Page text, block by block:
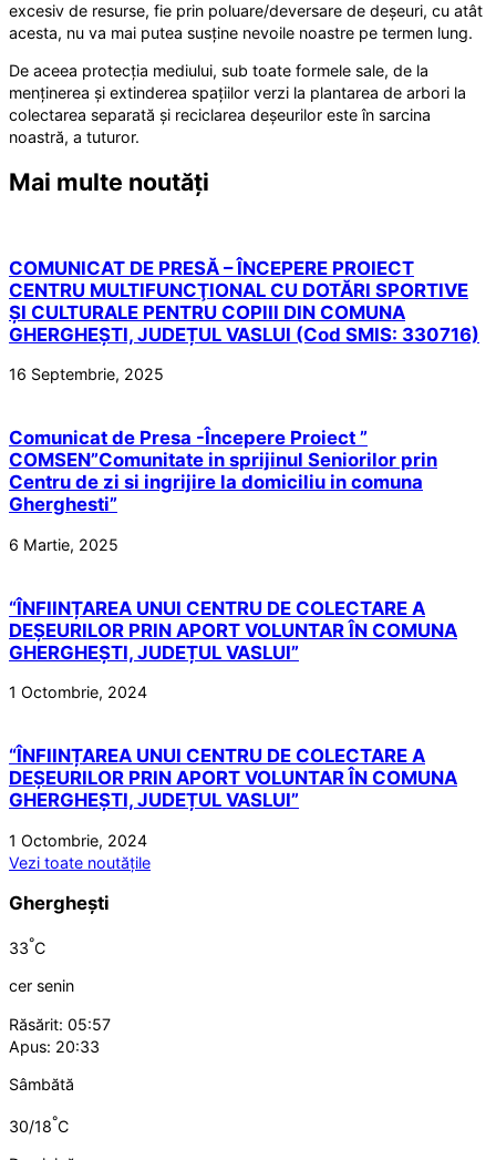
excesiv de resurse, fie prin poluare/deversare de deșeuri, cu atât
acesta, nu va mai putea susține nevoile noastre pe termen lung.
De aceea protecția mediului, sub toate formele sale, de la
menținerea și extinderea spațiilor verzi la plantarea de arbori la
colectarea separată și reciclarea deșeurilor este în sarcina
noastră, a tuturor.
Mai multe noutăți
COMUNICAT DE PRESĂ – ÎNCEPERE PROIECT
CENTRU MULTIFUNCŢIONAL CU DOTĂRI SPORTIVE
ȘI CULTURALE PENTRU COPIII DIN COMUNA
GHERGHEȘTI, JUDEȚUL VASLUI (Cod SMIS: 330716)
16 Septembrie, 2025
Comunicat de Presa -Începere Proiect ”
COMSEN”Comunitate in sprijinul Seniorilor prin
Centru de zi si ingrijire la domiciliu in comuna
Gherghesti”
6 Martie, 2025
“ÎNFIINȚAREA UNUI CENTRU DE COLECTARE A
DEȘEURILOR PRIN APORT VOLUNTAR ÎN COMUNA
GHERGHEȘTI, JUDEȚUL VASLUI”
1 Octombrie, 2024
“ÎNFIINȚAREA UNUI CENTRU DE COLECTARE A
DEȘEURILOR PRIN APORT VOLUNTAR ÎN COMUNA
GHERGHEȘTI, JUDEȚUL VASLUI”
1 Octombrie, 2024
Vezi toate noutățile
Gherghești
33°C
cer senin
Răsărit: 05:57
Apus: 20:33
Sâmbătă
30/18°C